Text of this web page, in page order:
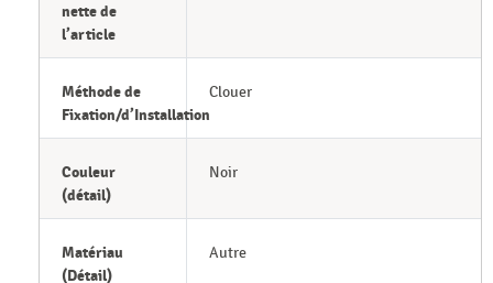
nette de
l’article
Méthode de
Fixation/d’Installation
Clouer
Couleur
(détail)
Noir
Matériau
(Détail)
Autre